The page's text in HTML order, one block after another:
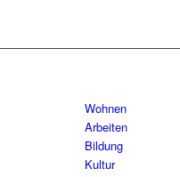
Wohnen
Arbeiten
Bildung
Kultur